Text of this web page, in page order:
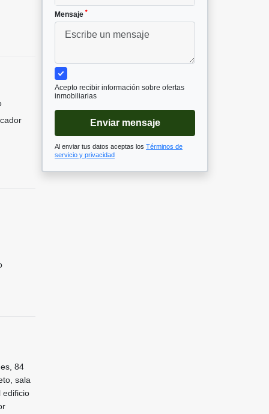
84
sala
edificio
Mensaje *
Acepto recibir información sobre ofertas
inmobiliarias
Enviar mensaje
Al enviar tus datos aceptas los Términos de
servicio y privacidad